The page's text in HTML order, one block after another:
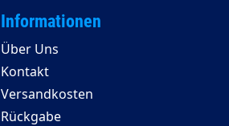
Informationen
Über Uns
Kontakt
Versandkosten
Rückgabe